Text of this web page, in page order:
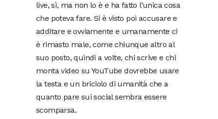
live, sì, ma non lo è e ha fatto l’unica cosa
che poteva fare. Si è visto poi accusare e
additare e ovviamente e umanamente ci
è rimasto male, come chiunque altro al
suo posto, quindi a volte, chi scrive e chi
monta video su YouTube dovrebbe usare
la testa e un briciolo di umanità che a
quanto pare sui social sembra essere
scomparsa.